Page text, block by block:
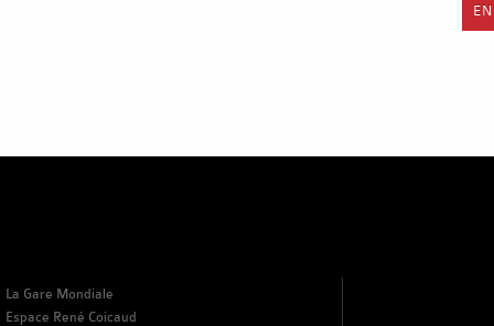
La Gare Mondiale
Espace René Coicaud